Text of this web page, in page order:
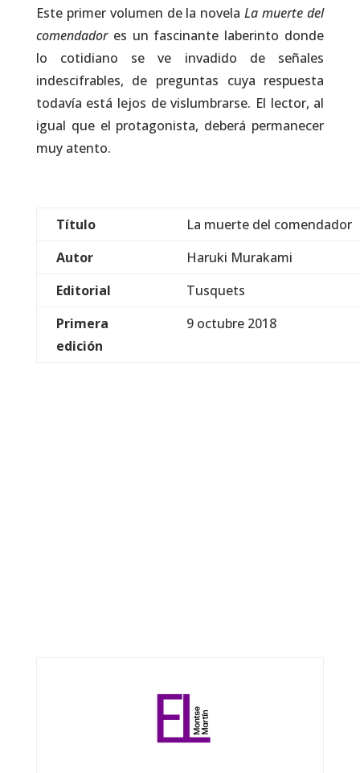
Este primer volumen de la novelaLa muerte del
comendadores un fascinante laberinto donde
lo cotidiano se ve invadido de señales
indescifrables, de preguntas cuya respuesta
todavía está lejos de vislumbrarse. El lector, al
igual que el protagonista, deberá permanecer
muy atento.
Título
La muerte del comendador
Autor
Haruki Murakami
Editorial
Tusquets
Primera
edición
9 octubre 2018